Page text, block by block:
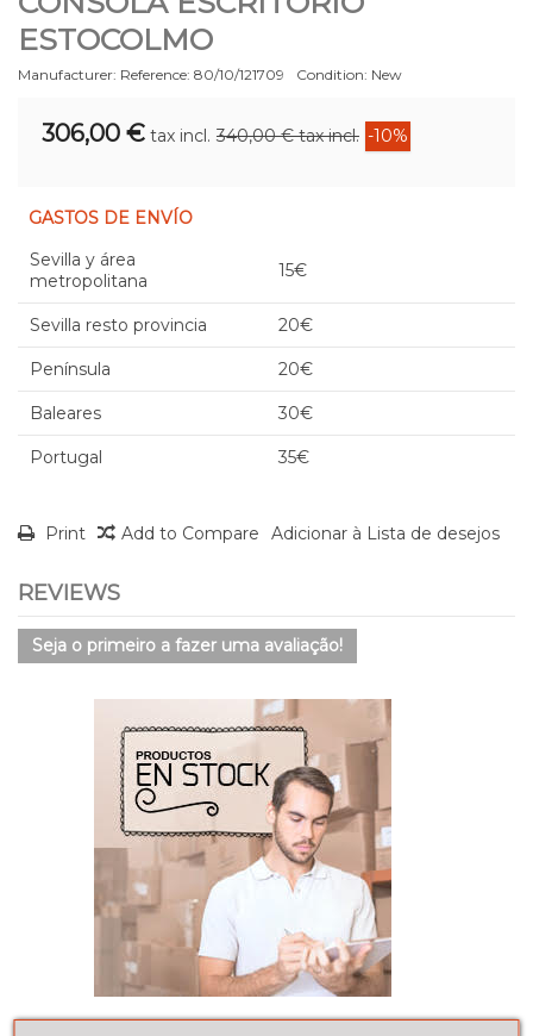
ESTOCOLMO
Manufacturer: Reference: 80/10/121709 Condition: New
306,00 € tax incl. 340,00 €tax incl. -10%
GASTOS DE ENVÍO
Sevilla y área
metropolitana
15€
Sevilla resto provincia 20€
Península 20€
Baleares 30€
Portugal 35€
Print Add to Compare Adicionar à Lista de desejos
REVIEWS
Seja o primeiro a fazer uma avaliação!